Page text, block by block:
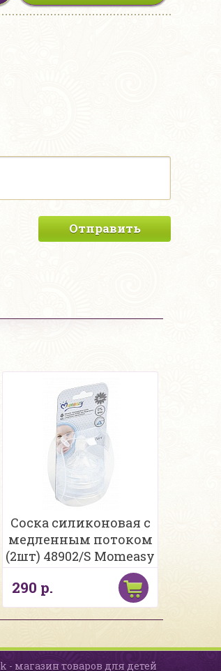
Отправить
Соска силиконовая с
медленным потоком
(2шт) 48902/S Momeasy
290 р.
- магазин товаров для детей